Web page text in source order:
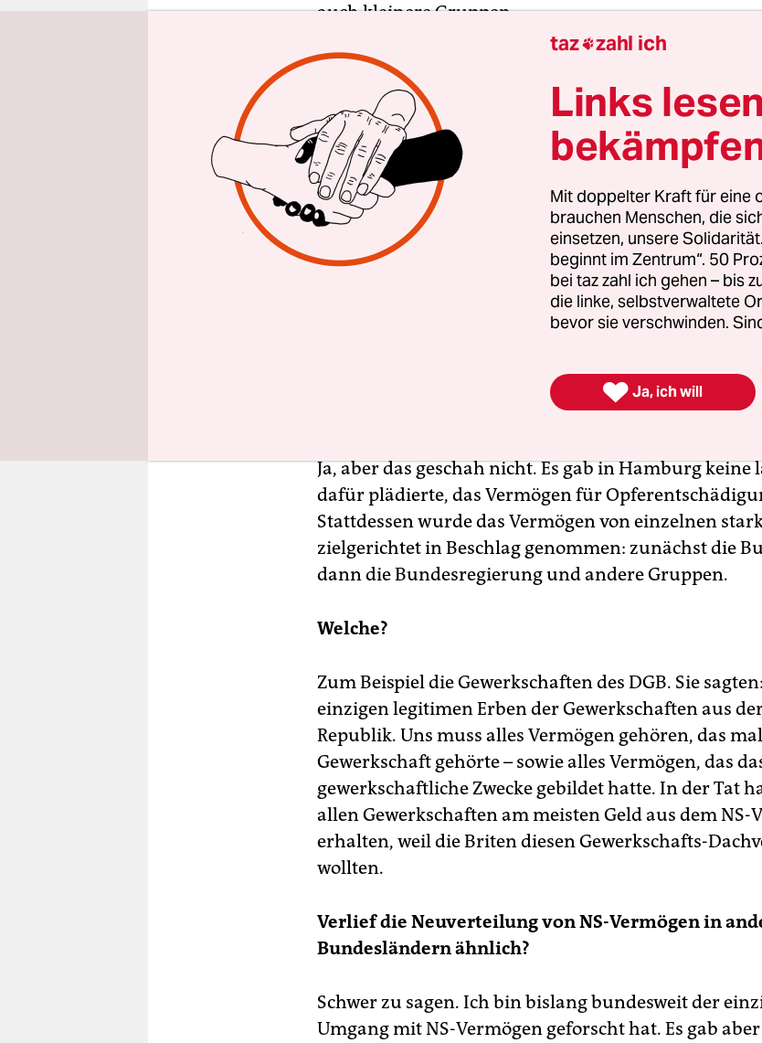
auch kleinere Gruppen.
Besaß die NSDAP auch von Juden geraubtes,
Relativ selten; dieses Vermögen landete meist nicht
sondern bei Privatpersonen oder Firmen. Eine
nationalsozialistische „Deutsche Arbeitsfront“. Sie
der Gewerkschaften gestohlen.
Wer bekam das NS-Vermögen nach 1945?
Die Alliierten – in Hamburg die Briten – haben es
verwaltet und für öffentliche Aufgaben wie
Man hätte von dem Geld auch NS-Opfer
Ja, aber das geschah nicht. Es gab in Hamburg keine
dafür plädierte, das Vermögen für
Stattdessen wurde das Vermögen von einzelnen
zielgerichtet in Beschlag genommen: zunächst die
dann die Bundesregierung und andere Gruppen.
Welche?
Zum Beispiel die Gewerkschaften des DGB. Sie
einzigen legitimen Erben der Gewerkschaften aus
Republik. Uns muss alles Vermögen gehören, das
Gewerkschaft gehörte – sowie alles Vermögen, das
gewerkschaftliche Zwecke gebildet hatte. In der Tat
allen Gewerkschaften am meisten Geld aus dem NS-
erhalten, weil die Briten diesen Gewerkschafts-
wollten.
Verlief die Neuverteilung von NS-Vermögen in
Bundesländern ähnlich?
Schwer zu sagen. Ich bin bislang bundesweit der
Umgang mit NS-Vermögen geforscht hat. Es gab
taz zahl ich
Links
Mit doppelter Kraft für eine
brauchen Menschen, die
einsetzen, unsere
beginnt im Zentrum“. 50
bei taz zahl ich gehen – bis
die linke, selbstverwaltete
bevor sie verschwinden.
 Ja, ich will